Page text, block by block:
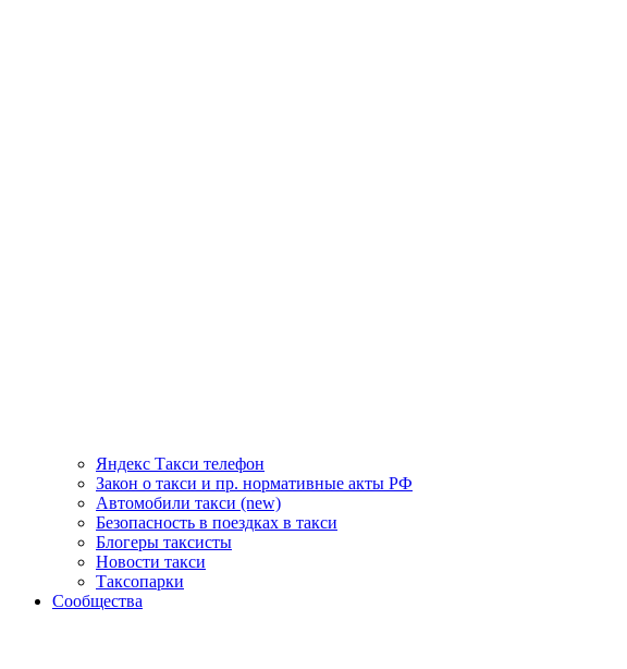
Яндекс Такси телефон
Закон о такси и пр. нормативные акты РФ
Автомобили такси (new)
Безопасность в поездках в такси
Блогеры таксисты
Новости такси
Таксопарки
Сообщества